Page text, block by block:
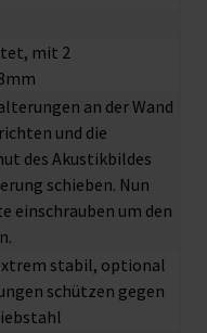
mit 2
an der Wand
und die
des Akustikbildes
schieben. Nun
einschrauben um den
stabil, optional
schützen gegen